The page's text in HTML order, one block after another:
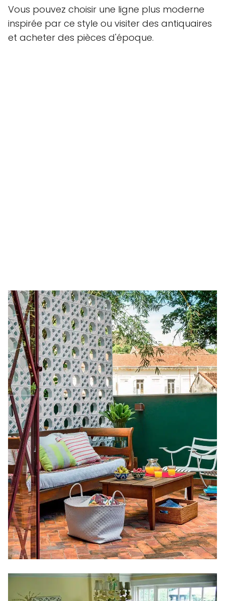
Vous pouvez choisir une ligne plus moderne
inspirée par ce style ou visiter des antiquaires
et acheter des pièces d'époque.